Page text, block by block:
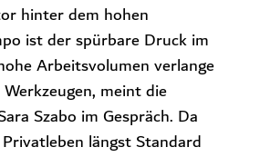
hinter dem hohen
ist der spürbare Druck im
Arbeitsvolumen verlange
meint die
Szabo im Gespräch. Da
längst Standard